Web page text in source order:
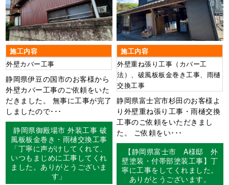
施工内容
外壁カバー工事
静岡県伊豆の国市のお客様から
外壁カバー工事のご依頼をいた
だきました。 無事に工事が完了
しましたので･･･
施工内容
外壁重ね張り工事（カバー工
法）、破風板板金巻き工事、雨樋
交換工事
静岡県富士宮市杉田のお客様よ
り外壁重ね張り工事・雨樋交換
工事のご依頼をいただきまし
た。 ご依頼をい･･･
静岡県御殿場市 外装工事 破
風板板金巻き・雨樋交換工事
「丁寧に声がけしてくれて、
いつもまじめに工事してくれ
ました。ありがとうございま
す」
【静岡県富士市 A様邸 外
壁塗装・付帯部塗装工事】丁
寧に工事をしてくれました。
ありがとうございます。